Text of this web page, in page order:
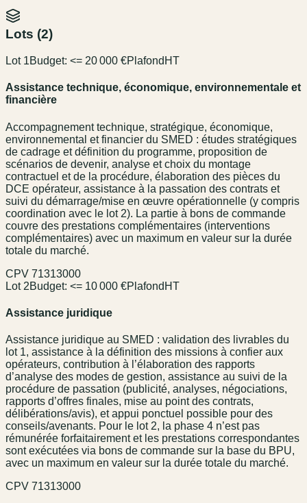
Lots (2)
Lot 1Budget: <= 20 000 €Plafond HT
Assistance technique, économique, environnementale et
financière
Accompagnement technique, stratégique, économique,
environnemental et financier du SMED : études stratégiques
de cadrage et définition du programme, proposition de
scénarios de devenir, analyse et choix du montage
contractuel et de la procédure, élaboration des pièces du
DCE opérateur, assistance à la passation des contrats et
suivi du démarrage/mise en œuvre opérationnelle (y compris
coordination avec le lot 2). La partie à bons de commande
couvre des prestations complémentaires (interventions
complémentaires) avec un maximum en valeur sur la durée
totale du marché.
CPV 71313000
Lot 2Budget: <= 10 000 €Plafond HT
Assistance juridique
Assistance juridique au SMED : validation des livrables du
lot 1, assistance à la définition des missions à confier aux
opérateurs, contribution à l’élaboration des rapports
d’analyse des modes de gestion, assistance au suivi de la
procédure de passation (publicité, analyses, négociations,
rapports d’offres finales, mise au point des contrats,
délibérations/avis), et appui ponctuel possible pour des
conseils/avenants. Pour le lot 2, la phase 4 n’est pas
rémunérée forfaitairement et les prestations correspondantes
sont exécutées via bons de commande sur la base du BPU,
avec un maximum en valeur sur la durée totale du marché.
CPV 71313000